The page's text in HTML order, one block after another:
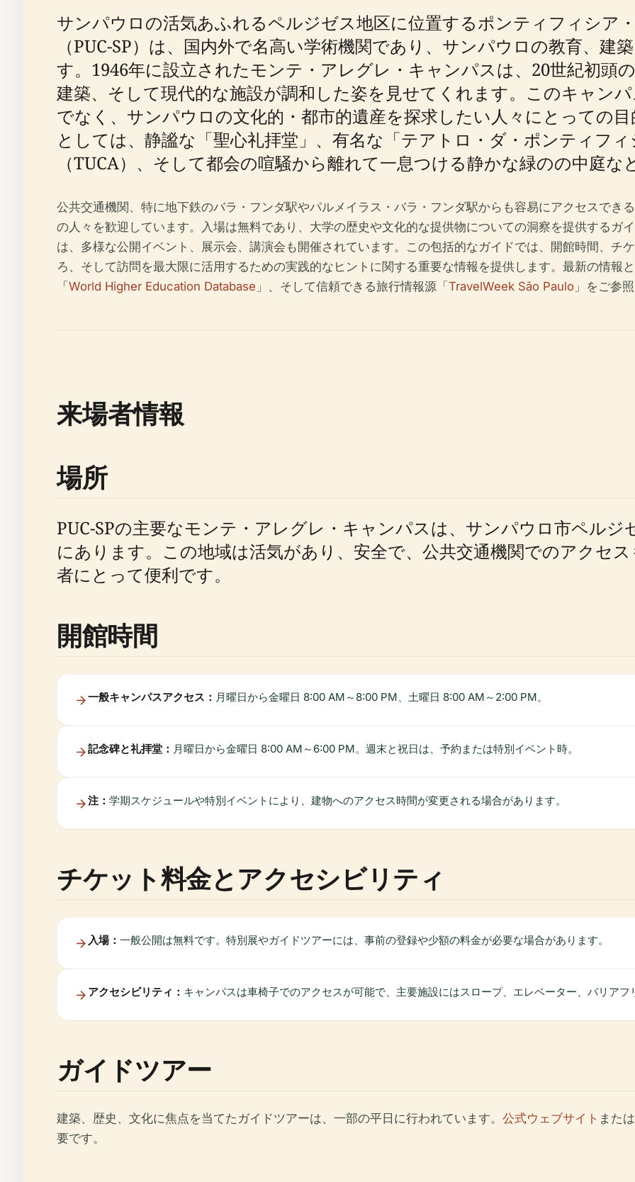
サンパウロの活気あふれるペルジゼス地区に位置するポンティフィシア
（PUC-SP）は、国内外で名高い学術機関であり、サンパウロの教育、建
す。1946年に設立されたモンテ・アレグレ・キャンパスは、20世紀初頭
建築、そして現代的な施設が調和した姿を見せてくれます。このキャン
でなく、サンパウロの文化的・都市的遺産を探求したい人々にとっての
としては、静謐な「聖心礼拝堂」、有名な「テアトロ・ダ・ポンティフ
（TUCA）、そして都会の喧騒から離れて一息つける静かな緑のの中庭な
公共交通機関、特に地下鉄のバラ・フンダ駅やパルメイラス・バラ・フンダ駅からも容易にアクセスでき
の人々を歓迎しています。入場は無料であり、大学の歴史や文化的な提供物についての洞察を提供するガ
は、多様な公開イベント、展示会、講演会も開催されています。この包括的なガイドでは、開館時間、チ
ろ、そして訪問を最大限に活用するための実践的なヒントに関する重要な情報を提供します。最新の情報
「 World Higher Education Database 」、そして信頼できる旅行情報源「 TravelWeek São Paulo 」をご参
来場者情報
場所
PUC-SPの主要なモンテ・アレグレ・キャンパスは、サンパウロ市ペル
にあります。この地域は活気があり、安全で、公共交通機関でのアクセ
者にとって便利です。
開館時間
一般キャンパスアクセス： 月曜日から金曜日 8:00 AM～8:00 PM、土曜日 8:00 AM～2:00 PM。
記念碑と礼拝堂： 月曜日から金曜日 8:00 AM～6:00 PM。週末と祝日は、予約または特別イベント時。
注： 学期スケジュールや特別イベントにより、建物へのアクセス時間が変更される場合があります。
チケット料金とアクセシビリティ
入場： 一般公開は無料です。特別展やガイドツアーには、事前の登録や少額の料金が必要な場合があります。
アクセシビリティ： キャンパスは車椅子でのアクセスが可能で、主要施設にはスロープ、エレベーター、バリア
ガイドツアー
建築、歴史、文化に焦点を当てたガイドツアーは、一部の平日に行われています。 公式ウェブサイト また
要です。